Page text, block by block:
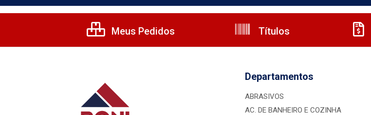
Meus Pedidos Títulos
Departamentos
ABRASIVOS
AC. DE BANHEIRO E COZINHA